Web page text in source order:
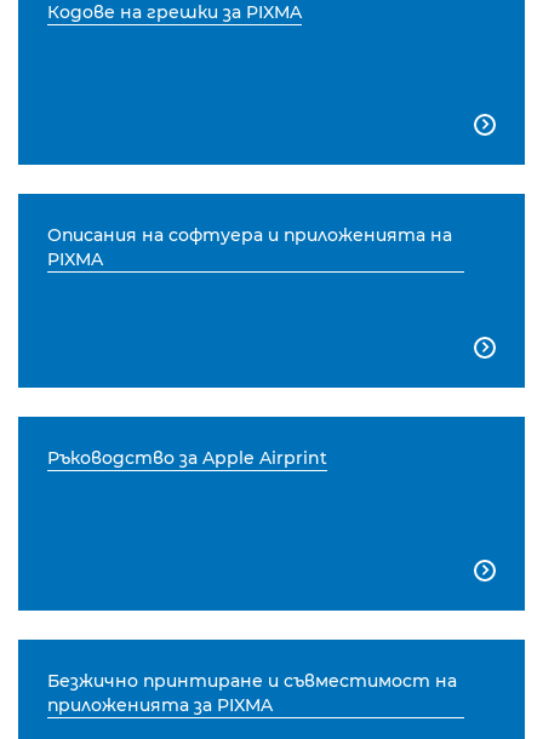
Кодове на грешки за PIXMA

Описания на софтуера и приложенията на
PIXMA

Ръководство за Apple Airprint

Безжично принтиране и съвместимост на
приложенията за PIXMA